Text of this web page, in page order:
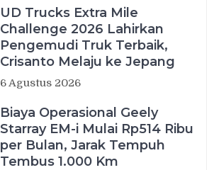
UD Trucks Extra Mile
Challenge 2026 Lahirkan
Pengemudi Truk Terbaik,
Crisanto Melaju ke Jepang
6 Agustus 2026
Biaya Operasional Geely
Starray EM-i Mulai Rp514 Ribu
per Bulan, Jarak Tempuh
Tembus 1.000 Km